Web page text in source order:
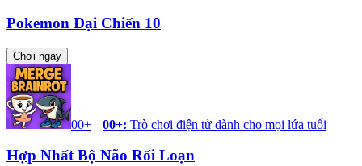
Pokemon Đại Chiến 10
Chơi ngay
00+ 00+: Trò chơi điện tử dành cho mọi lứa tuổi
Hợp Nhất Bộ Não Rối Loạn